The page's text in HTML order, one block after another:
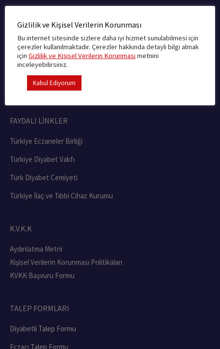
SGK
Sağlık Bakanlığı
Ürün Takip Sistemi
FAYDALI LİNKLER
Türkiye Eczaneler Birliği
Türkiye Diyabet Vakfı
Türk Diyabet Cemiyeti
Türkiye İlaç ve Tıbbi Cihaz Kurumu
K.V.K.K
Aydınlatma Metni
Kişisel Verilerin Korunması Politikaları
KVKK Başvuru Formu
TALEP FORMLARI
Diyabetli Talep Formu
Eczacı Talep Formu
Gizlilik ve Kişisel Verilerin Korunması
Bu internet sitesinde sizlere daha iyi hizmet sunulabilmesi için
çerezler kullanılmaktadır. Çerezler hakkında detaylı bilgi almak
için Gizlilik ve Kişisel Verilerin Korunması metnini
inceleyebilirsiniz.
Kabul Ediyorum